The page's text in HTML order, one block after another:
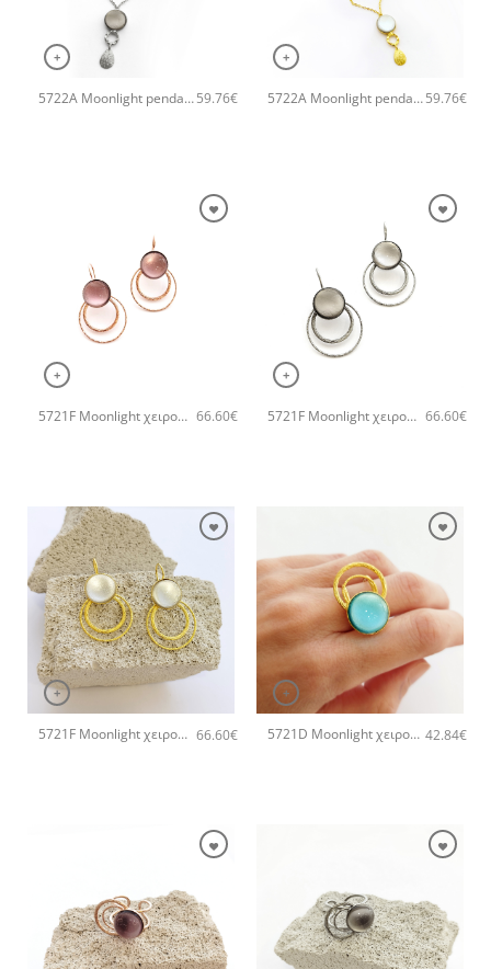
+
5722A Moonlight pendant χειροποίητο κολιέ Catherine bijoux Γκρι59.76€
+
5722A Moonlight pendant χειροποίητο κολιέ Catherine bijoux Άσπρο59.76€
+
5721F Moonlight χειροποίητα σκουλαρίκια Catherine bijoux Μωβ 66.60€
+
5721F Moonlight χειροποίητα σκουλαρίκια Catherine bijoux Γκρι 66.60€
+
5721F Moonlight χειροποίητα σκουλαρίκια Catherine bijoux Άσπρο 66.60€
+
5721D Moonlight χειροποίητο δαχτυλιδι Catherine bijoux Τυρκουάζ 42.84€